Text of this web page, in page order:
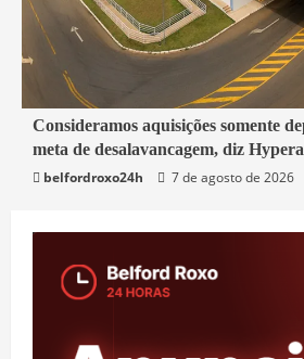
4 min read
Economia
Consideramos aquisições somente
meta de desalavancagem, diz
belfordroxo24h
7 de agosto de 2026